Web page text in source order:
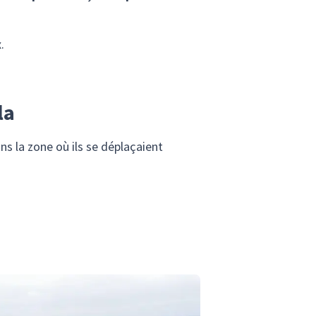
la zone où ils se déplaçaient